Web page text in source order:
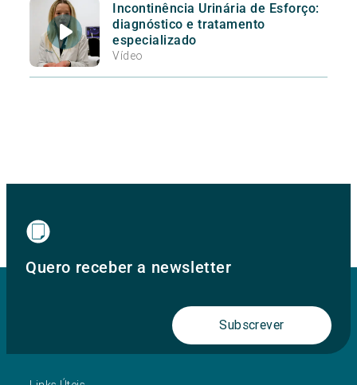
Incontinência Urinária de Esforço:
diagnóstico e tratamento
especializado
Vídeo
Quero receber a newsletter
Subscrever